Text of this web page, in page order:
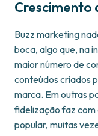
Crescimento
Buzz marketing
boca, algo que, na
maior número de
conteúdos criados
marca. Em outras
fidelização faz com
popular, muitas